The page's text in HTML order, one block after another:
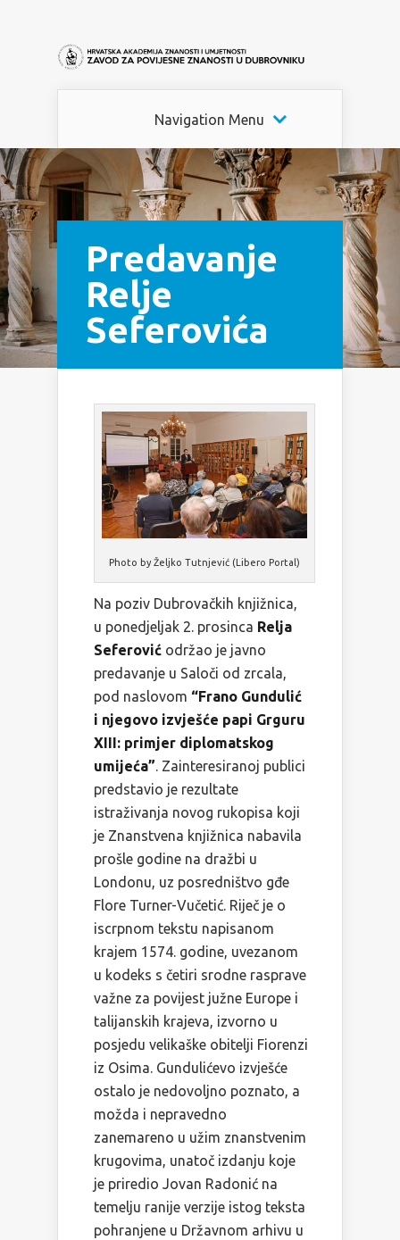
Navigation Menu
Predavanje
Relje
Seferovića
Photo by Željko Tutnjević (Libero Portal)
Na poziv Dubrovačkih knjižnica,
u ponedjeljak 2. prosinca Relja
Seferović održao je javno
predavanje u Saloči od zrcala,
pod naslovom “Frano Gundulić
i njegovo izvješće papi Grguru
XIII: primjer diplomatskog
umijeća”. Zainteresiranoj publici
predstavio je rezultate
istraživanja novog rukopisa koji
je Znanstvena knjižnica nabavila
prošle godine na dražbi u
Londonu, uz posredništvo gđe
Flore Turner-Vučetić. Riječ je o
iscrpnom tekstu napisanom
krajem 1574. godine, uvezanom
u kodeks s četiri srodne rasprave
važne za povijest južne Europe i
talijanskih krajeva, izvorno u
posjedu velikaške obitelji Fiorenzi
iz Osima. Gundulićevo izvješće
ostalo je nedovoljno poznato, a
možda i nepravedno
zanemareno u užim znanstvenim
krugovima, unatoč izdanju koje
je priredio Jovan Radonić na
temelju ranije verzije istog teksta
pohranjene u Državnom arhivu u